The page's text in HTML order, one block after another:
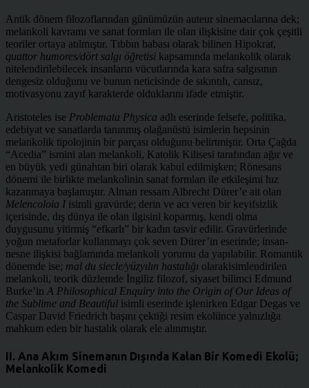
Antik dönem filozoflarından günümüzün auteur sinemacılarına dek;
melankoli kavramı ve sanat formları ile olan ilişkisine dair çok çeşitli
teoriler ortaya atılmıştır. Tıbbın babası olarak bilinen Hipokrat,
quattor humores/dört salgı öğretisi kapsamında melankolik olarak
nitelendirilebilecek insanların vücutlarında kara safra salgısının
dengesiz olduğunu ve bunun neticisinde de sıkıntılı, cansız,
motivasyonu zayıf karakterde olduklarını ifade etmiştir.
Aristoteles ise Problemata Physica adlı eserinde felsefe, politika,
edebiyat ve sanatlarda tanınmış olağanüstü isimlerin hepsinin
melankolik tipolojinin bir parçası olduğunu belirtmiştir. Orta Çağda
“Acedia” ismini alan melankoli, Katolik Kilisesi tarafından ağır ve
en büyük yedi günahtan biri olarak kabul edilmişken; Rönesans
dönemi ile birlikte melankolinin sanat formları ile etkileşimi hız
kazanmaya başlamıştır. Alman ressam Albrecht Dürer’e ait olan
Melencoloia I isimli gravürde; derin ve acı veren bir keyifsizlik
içerisinde, dış dünya ile olan ilgisini koparmış, kendi olma
duygusunu yitirmiş “efkarlı” bir kadın tasvir edilir. Gravürlerinde
yoğun metaforlar kullanmayı çok seven Dürer’in eserinde; insan-
nesne ilişkisi bağlamında melankoli yorumu da yapılabilir. Romantik
dönemde ise; mal du siecle/yüzyılın hastalığı olarakisimlendirilen
melankoli, teorik düzlemde İngiliz filozof, siyaset bilimci Edmund
Burke’in A Philosophical Enquiry into the Origin of Our Ideas of
the Sublime and Beautiful isimli eserinde işlenirken Edgar Degas ve
Caspar David Friedrich başını çektiği resim ekolünce yalnızlığa
mahkum eden bir hastalık olarak ele alınmıştır.
II. Ana Akım Sinemanın Dışında Kalan Bir Komedi Ekolü;
Melankolik Komedi